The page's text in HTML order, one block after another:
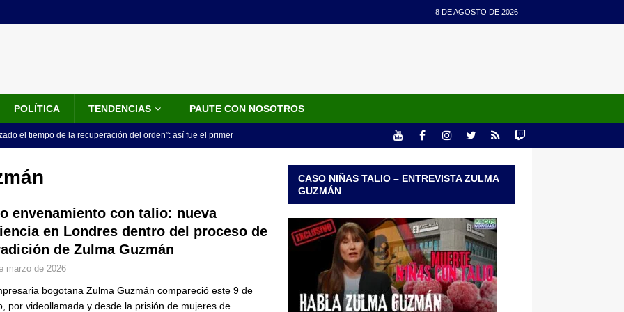
8 DE AGOSTO DE 2026
POLÍTICA TENDENCIAS PAUTE CON NOSOTROS
el tiempo de la recuperación del orden”: así fue el primer
la Espriella ya es presidente de Colombia: recibió la banda
de Abelardo De La Espriella: recibirá la banda presidencial
en el Cantón Pichincha LO ÚLTIMO
LO ÚLTIMO
envenamiento con talio: nueva
en Londres dentro del proceso de
de Zulma Guzmán
marzo de 2026
bogotana Zulma Guzmán compareció este 9 de
por videollamada y desde la prisión de mujeres de
CASO NIÑAS TALIO – ENTREVISTA ZULMA
GUZMÁN